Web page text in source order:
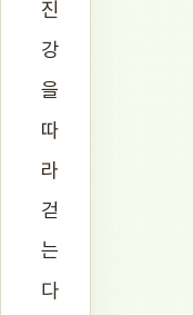
진
강
을
따
라
걷
는
다